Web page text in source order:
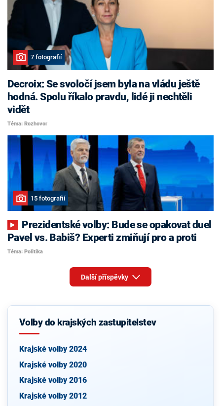
7 fotografií
Decroix: Se svoločí jsem byla na vládu ještě
hodná. Spolu říkalo pravdu, lidé ji nechtěli
vidět
Téma: Rozhovor
15 fotografií
Pavel vs. Babiš? Experti zmiňují pro a proti
Téma: Politika
Další příspěvky
Volby do krajských zastupitelstev
Krajské volby 2024
Krajské volby 2020
Krajské volby 2016
Krajské volby 2012